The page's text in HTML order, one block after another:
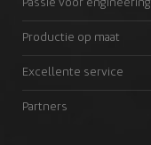
Passie voor engineering
Productie op maat
Excellente service
Partners